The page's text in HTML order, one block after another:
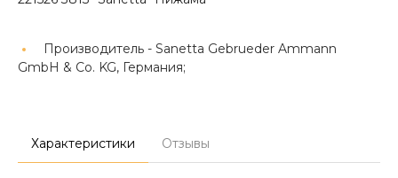
Производитель - Sanetta Gebrueder Ammann
GmbH & Co. KG, Германия;
Характеристики Отзывы